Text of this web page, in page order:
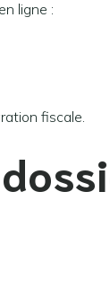
ligne :
fiscale.